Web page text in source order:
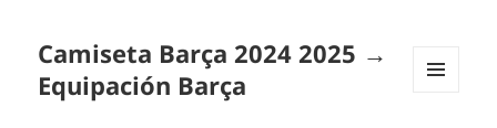
Camiseta Barça 2024 2025 →
Equipación Barça